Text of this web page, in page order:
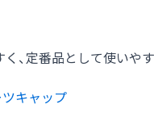
、定番品として使いや
キャップ